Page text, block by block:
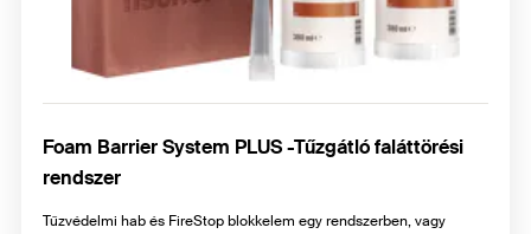
Foam Barrier System PLUS -Tűzgátló faláttörési
rendszer
Tűzvédelmi hab és FireStop blokkelem egy rendszerben, vagy